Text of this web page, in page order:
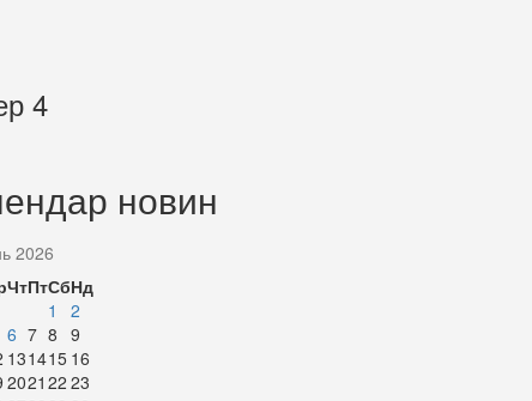
4
новин
2026
ЧтПтСбНд
1
2
6 7 8 9
131415 16
2021 22 23